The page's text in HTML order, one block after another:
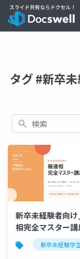
タグ #新卒
検索
新卒未経験者向
相完全マスター
新卒未経験学